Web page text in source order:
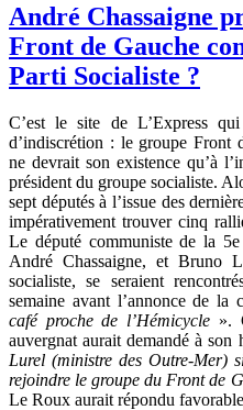
André Chassaigne
Front de Gauche
Parti Socialiste ?
C’est le site de L’Express
d’indiscrétion : le groupe Front
ne devrait son existence qu’à
président du groupe socialiste.
sept députés à l’issue des
impérativement trouver cinq
Le député communiste de la
André Chassaigne, et Bruno
socialiste, se seraient
semaine avant l’annonce de
café proche de l’Hémicycle ».
auvergnat aurait demandé à son
Lurel (ministre des Outre-Mer)
rejoindre le groupe du Front de
Le Roux aurait répondu